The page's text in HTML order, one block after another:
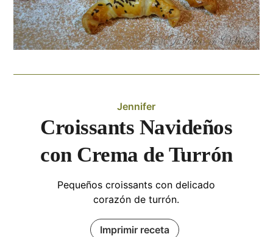
Jennifer
Croissants Navideños
con Crema de Turrón
Pequeños croissants con delicado
corazón de turrón.
Imprimir receta